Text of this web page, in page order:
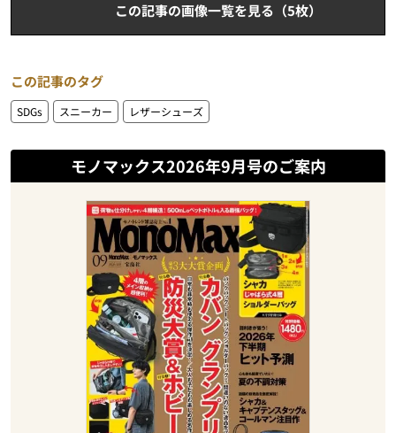
この記事の画像一覧を見る（5枚）
この記事のタグ
SDGs スニーカー レザーシューズ
モノマックス2026年9月号のご案内